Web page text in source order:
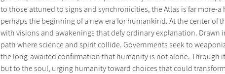
to those attuned to signs and synchronicities, the Atlas is far more-
perhaps the beginning of a new era for humankind. At the center of
with visions and awakenings that defy ordinary explanation. Drawn
path where science and spirit collide. Governments seek to
the long-awaited confirmation that humanity is not alone. Through
but to the soul, urging humanity toward choices that could